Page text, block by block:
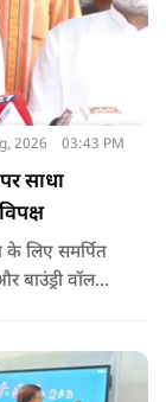
2026 03:43 PM
साधा
लिए समर्पित
बाउंड्री वॉल
दे दी.